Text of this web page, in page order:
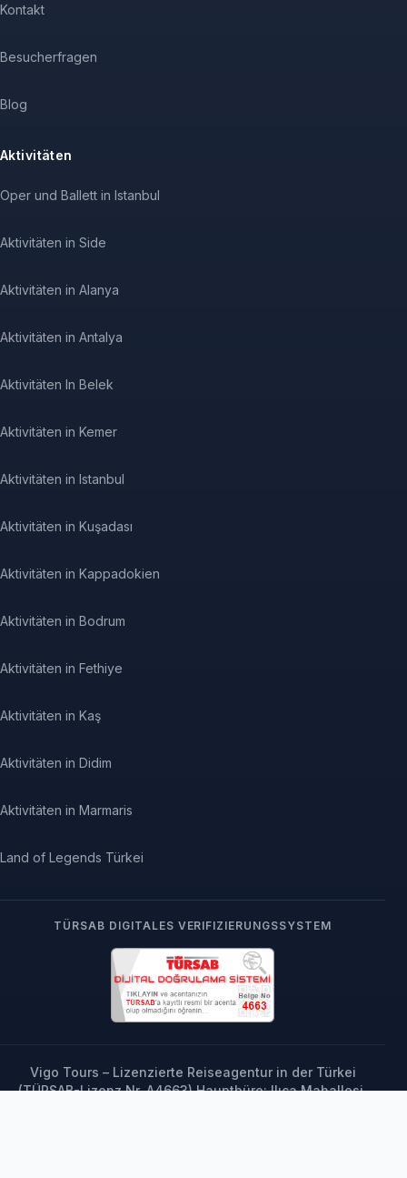
Kontakt
Besucherfragen
Blog
Aktivitäten
Oper und Ballett in Istanbul
Aktivitäten in Side
Aktivitäten in Alanya
Aktivitäten in Antalya
Aktivitäten In Belek
Aktivitäten in Kemer
Aktivitäten in Istanbul
Aktivitäten in Kuşadası
Aktivitäten in Kappadokien
Aktivitäten in Bodrum
Aktivitäten in Fethiye
Aktivitäten in Kaş
Aktivitäten in Didim
Aktivitäten in Marmaris
Land of Legends Türkei
TÜRSAB DIGITALES VERIFIZIERUNGSSYSTEM
Vigo Tours – Lizenzierte Reiseagentur in der Türkei
(TÜRSAB-Lizenz Nr. A4663) Hauptbüro: Ilıca Mahallesi,